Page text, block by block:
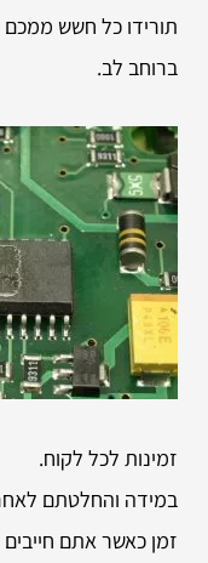
תורידו כל חשש
ברוחב לב.
זמינות לכל לקוח.
במידה והחלטתם
זמן כאשר אתם חייבים